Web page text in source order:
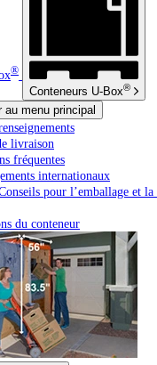
®
Conteneurs U-Box®
au menu principal
livraison
fréquentes
internationaux
pour l’emballage et
du conteneur